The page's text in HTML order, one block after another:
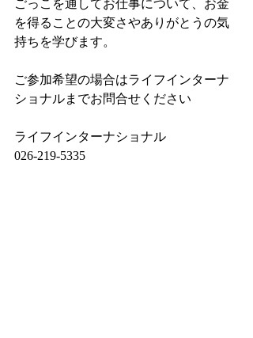
ごっこを通してお仕事について、お金
を得ることの大変さやありがとうの気
持ちを学びます。
ご参加希望の場合はライフインターナ
ショナルまでお問合せください
ライフインターナショナル
026-219-5335